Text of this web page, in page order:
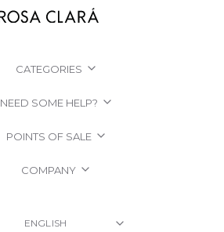
CATEGORIES
NEED SOME HELP?
POINTS OF SALE
COMPANY